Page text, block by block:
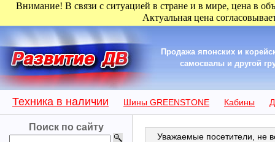
Внимание! В связи с ситуацией в стране и в мире, цена в
Актуальная цена
Продажа японских и
самосвалы и другой
Техника в наличии Шины GREENSTONE Кабины
Поиск по сайту
Уважаемые посетители, не